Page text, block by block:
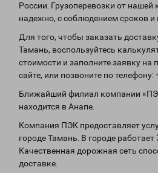
России. Грузоперевозки от нашей
надежно, с соблюдением сроков
Для того, чтобы заказать
Тамань, воспользуйтесь
стоимости и заполните заявку на
сайте, или позвоните по телефону:
Ближайший филиал компании
находится в Анапе.
Компания ПЭК предоставляет
городе Тамань. В городе работает
Качественная дорожная сеть
доставке.